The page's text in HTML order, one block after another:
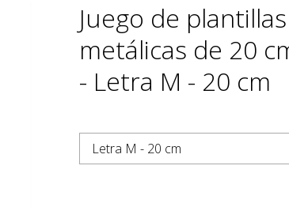
Juego de
metálicas de 20
- Letra M - 20 cm
Letra M - 20 cm